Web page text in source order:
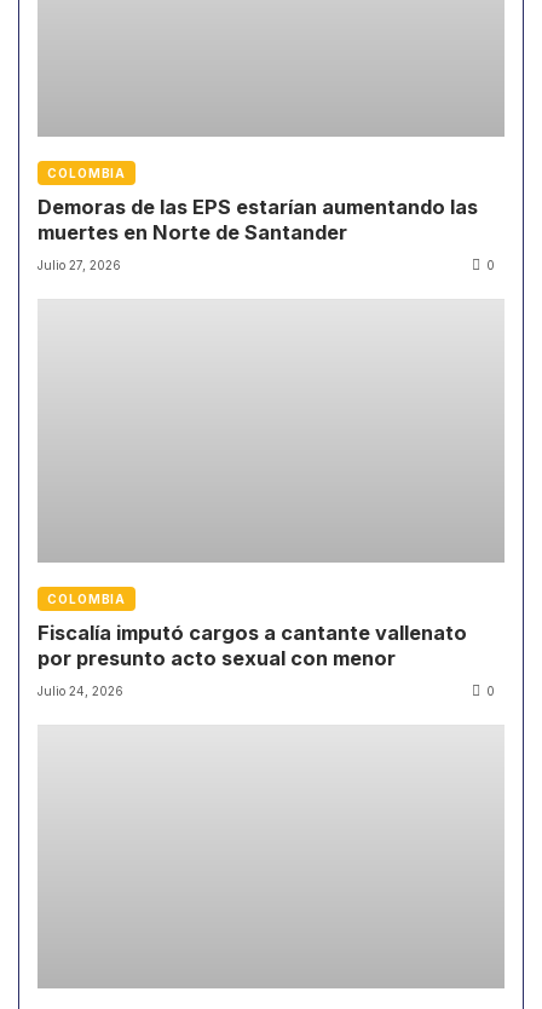
COLOMBIA
Demoras de las EPS estarían aumentando las
muertes en Norte de Santander
Julio 27, 2026 0
COLOMBIA
Fiscalía imputó cargos a cantante vallenato
por presunto acto sexual con menor
Julio 24, 2026 0